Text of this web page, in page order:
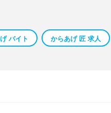
バイト からあげ 匠 求人